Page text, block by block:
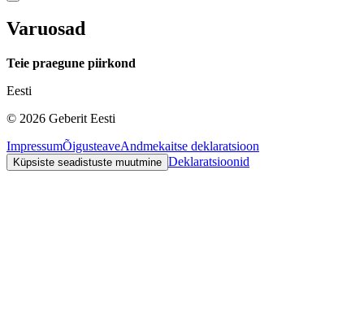
Varuosad
Teie praegune piirkond
Eesti
© 2026 Geberit Eesti
ImpressumÕigusteaveAndmekaitse deklaratsioon
Küpsiste seadistuste muutmine Deklaratsioonid